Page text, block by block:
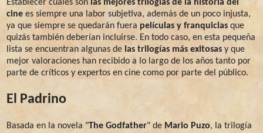
Establecer cuáles son las mejores trilogías de la historia del
cine es siempre una labor subjetiva, además de un poco injusta,
ya que siempre se quedarán fuera películas y franquicias que
quizás también deberían incluirse. En todo caso, en esta pequeña
lista se encuentran algunas de las trilogías más exitosas y que
mejor valoraciones han recibido a lo largo de los años tanto por
parte de críticos y expertos en cine como por parte del público.
El Padrino
Basada en la novela "The Godfather" de Mario Puzo, la trilogía